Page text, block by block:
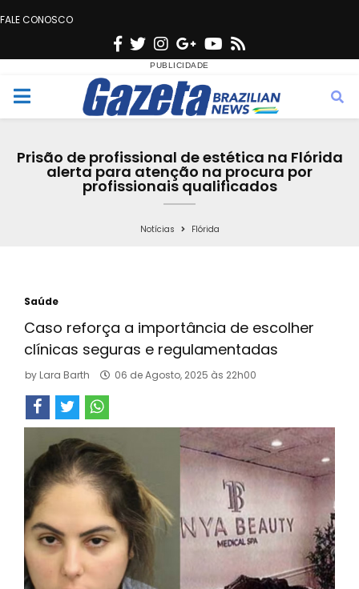
FALE CONOSCO
F
c
e
o
o
T
w
i
t
e
r
n
s
t
g
r
a
m
G
o
o
g
e
Y
u
t
b
e
s
M
Prisão de profissional de estética na Flórida
alerta para atenção na procura por
profissionais qualificados
Notícias Flórida
Saúde
Caso reforça a importância de escolher
clínicas seguras e regulamentadas
by Lara Barth 06 de Agosto, 2025 às 22h00